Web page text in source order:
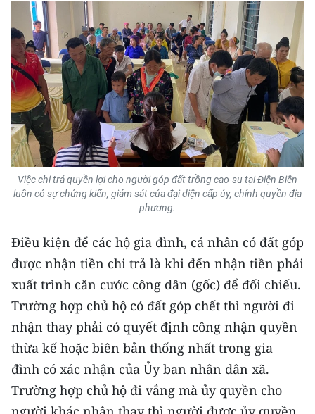
Media Môi trường
Ảnh
Infographic
TIN MỚI
TIN ĐỊA PHƯƠNG
Trung du và miền núi phía Bắc
Đồng bằng sông Hồng
Bắc Trung Bộ
Duyên hải Nam Trung Bộ và Tây
Nguyên
Đông Nam Bộ
Đồng bằng sông Cửu Long
Chuyên trang Hà Nội
Việc chi trả quyền lợi cho người góp đất trồng cao-su tại Điện Biên
luôn có sự chứng kiến, giám sát của đại diện cấp ủy, chính quyền địa
phương.
Điều kiện để các hộ gia đình, cá nhân có đất góp
được nhận tiền chi trả là khi đến nhận tiền phải
xuất trình căn cước công dân (gốc) để đối chiếu.
Trường hợp chủ hộ có đất góp chết thì người đi
nhận thay phải có quyết định công nhận quyền
thừa kế hoặc biên bản thống nhất trong gia
đình có xác nhận của Ủy ban nhân dân xã.
Trường hợp chủ hộ đi vắng mà ủy quyền cho